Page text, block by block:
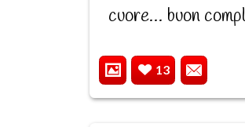
cuore… buon
13